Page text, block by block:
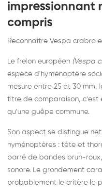
impressionnant
compris
Reconnaître Vespa crabro
Le frelon européen (Vespa
espèce d'hyménoptère
mesure entre 25 et 30 mm,
titre de comparaison, c'est
qu'une guêpe commune.
Son aspect se distingue
hyménoptères : tête et
barré de bandes brun-
sonore. Le grondement
probablement le critère le